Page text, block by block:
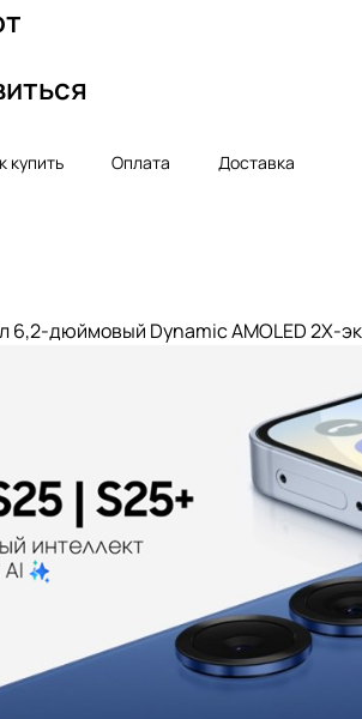
купить Оплата Доставка
дюймовый Dynamic AMOLED 2X-